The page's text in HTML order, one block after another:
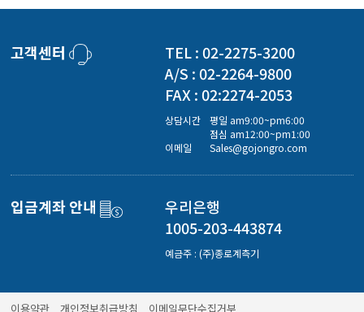
고객센터
TEL : 02-2275-3200
A/S : 02-2264-9800
FAX : 02:2274-2053
상담시간
평일 am9:00~pm6:00
점심 am12:00~pm1:00
이메일
Sales@gojongro.com
입금계좌 안내
우리은행
1005-203-443874
예금주 : (주)종로계측기
이용약관 개인정보취급방침 이메일무단수집거부